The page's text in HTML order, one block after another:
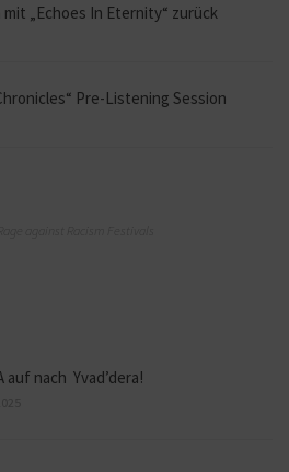
„Echoes In Eternity“ zurück
Pre-Listening Session
auf nach Yvad’dera!